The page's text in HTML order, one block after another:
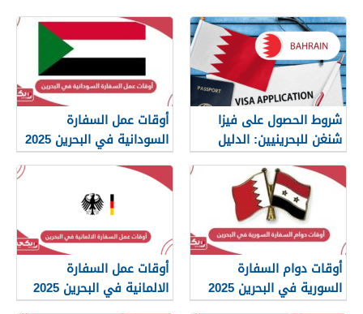
شروط الحصول على فيزا
شنغن للبحرينيين: الدليل
الكامل
أوقات عمل السفارة
السودانية في البحرين 2025
أوقات دوام السفارة
السورية في البحرين 2025
أوقات عمل السفارة
الالمانية في البحرين 2025